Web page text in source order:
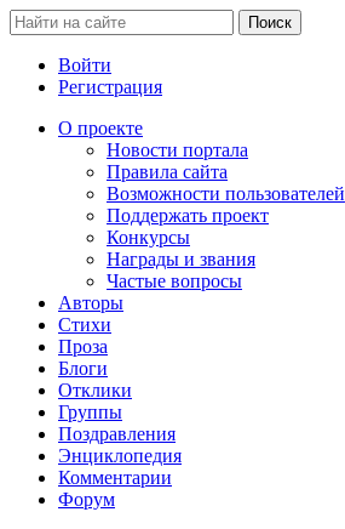
Войти
Регистрация
О проекте
Новости портала
Правила сайта
Возможности пользователей
Поддержать проект
Конкурсы
Награды и звания
Частые вопросы
Авторы
Стихи
Проза
Блоги
Отклики
Группы
Поздравления
Энциклопедия
Комментарии
Форум